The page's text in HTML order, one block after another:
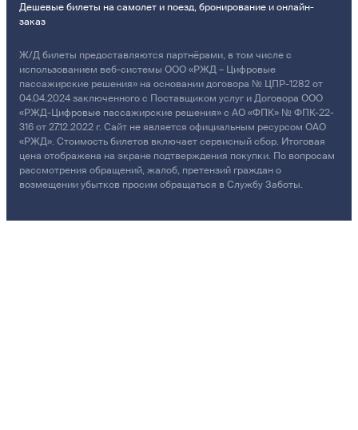
Дешевые билеты на самолет и поезд, бронирование и онлайн-
заказ
Ж/Д билеты предоставляются партнёрами, в том числе с
использованием веб-системы ООО «РЖД – Цифровые
пассажирские решения» на основании договора № ЦПР-1282 от
04.04.2024 заключенного с Поставщиком услуг и Договора ООО
«РЖД-Цифровые пассажирские решения» с АО «ФПК» № ФПК-22-
316 от 27.12.2022 г. Сайт не является официальным ресурсом ОАО
«РЖД». Стоимость билетов включает сервисный сбор. Итоговая
цена отображена на экране подтверждения покупки. По вопросам
рассмотрения обращений, жалоб, претензий граждан о
возмещении убытков просим обращаться в Службу Заботы.